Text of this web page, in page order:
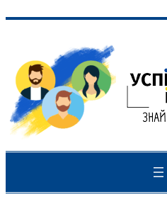
вмісту